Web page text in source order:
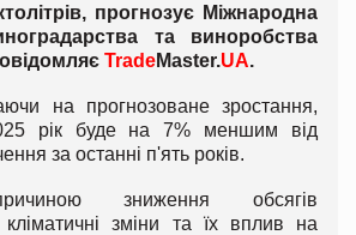
прогнозує Міжнародна
та виноробства
TradeMaster.UA.
на прогнозоване зростання,
рік буде на 7% меншим від
за останні п'ять років.
зниження обсягів
зміни та їх вплив на